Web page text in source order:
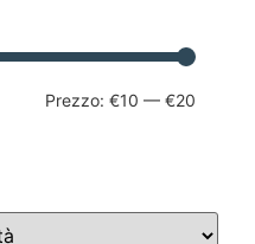
Prezzo: €10 — €20